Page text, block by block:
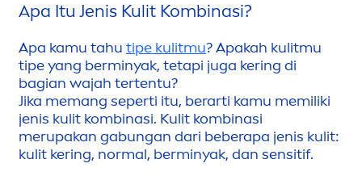
Apa Itu Jenis Kulit Kombinasi?
Apa kamu tahu tipe kulitmu? Apakah kulitmu
tipe yang berminyak, tetapi juga kering di
bagian wajah tertentu?
Jika memang seperti itu, berarti kamu memiliki
jenis kulit kombinasi. Kulit kombinasi
merupakan gabungan dari beberapa jenis kulit:
kulit kering, normal, berminyak, dan sensitif.